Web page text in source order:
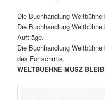
Die Buchhandlung
Die Buchhandlung
Aufträge.
Die Buchhandlung
des Fortschritts.
WELTBUEHNE MUSZ